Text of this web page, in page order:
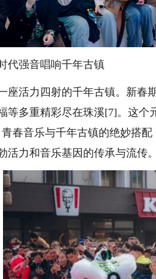
代强音唱响千年古镇
座活力四射的千年古镇。新春
等多重精彩尽在珠溪[7]。这个
春音乐与千年古镇的绝妙搭
活力和音乐基因的传承与流传。